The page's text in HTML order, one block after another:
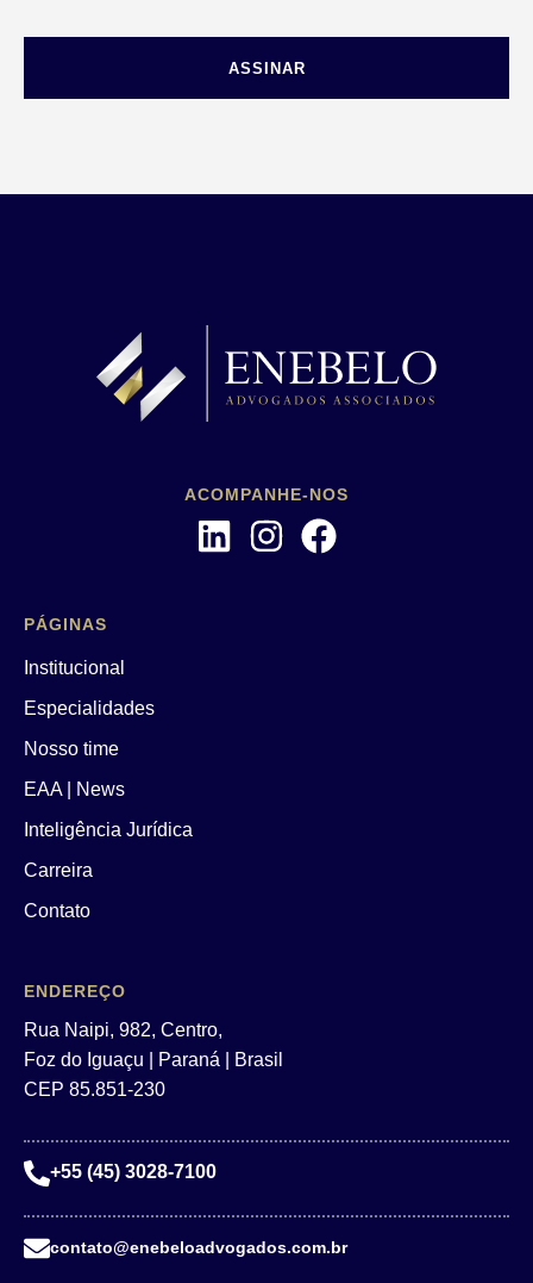
ASSINAR
ACOMPANHE-NOS
PÁGINAS
Institucional
Especialidades
Nosso time
EAA | News
Inteligência Jurídica
Carreira
Contato
ENDEREÇO
Rua Naipi, 982, Centro,
Foz do Iguaçu | Paraná | Brasil
CEP 85.851-230
+55 (45) 3028-7100
contato@enebeloadvogados.com.br